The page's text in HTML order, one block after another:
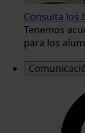
Consulta los
Tenemos
para los